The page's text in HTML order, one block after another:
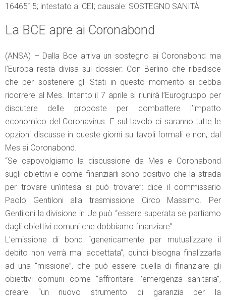
1646515; intestato a: CEI; causale: SOSTEGNO SANITÀ
La BCE apre ai Coronabond
(ANSA) – Dalla Bce arriva un sostegno ai Coronabond ma
l’Europa resta divisa sul dossier. Con Berlino che ribadisce
che per sostenere gli Stati in questo momento si debba
ricorrere al Mes. Intanto il 7 aprile si riunirà l’Eurogruppo per
discutere delle proposte per combattere l’impatto
economico del Coronavirus. E sul tavolo ci saranno tutte le
opzioni discusse in queste giorni su tavoli formali e non, dal
Mes ai Coronabond.
“Se capovolgiamo la discussione da Mes e Coronabond
sugli obiettivi e come finanziarli sono positivo che la strada
per trovare un’intesa si può trovare”: dice il commissario
Paolo Gentiloni alla trasmissione Circo Massimo. Per
Gentiloni la divisione in Ue può “essere superata se partiamo
dagli obiettivi comuni che dobbiamo finanziare”.
L’emissione di bond “genericamente per mutualizzare il
debito non verrà mai accettata”, quindi bisogna finalizzarla
ad una “missione”, che può essere quella di finanziare gli
obiettivi comuni come “affrontare l’emergenza sanitaria”,
creare “un nuovo strumento di garanzia per la